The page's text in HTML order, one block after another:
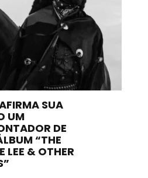
SUA
UM
DE
“THE
LEE & OTHER